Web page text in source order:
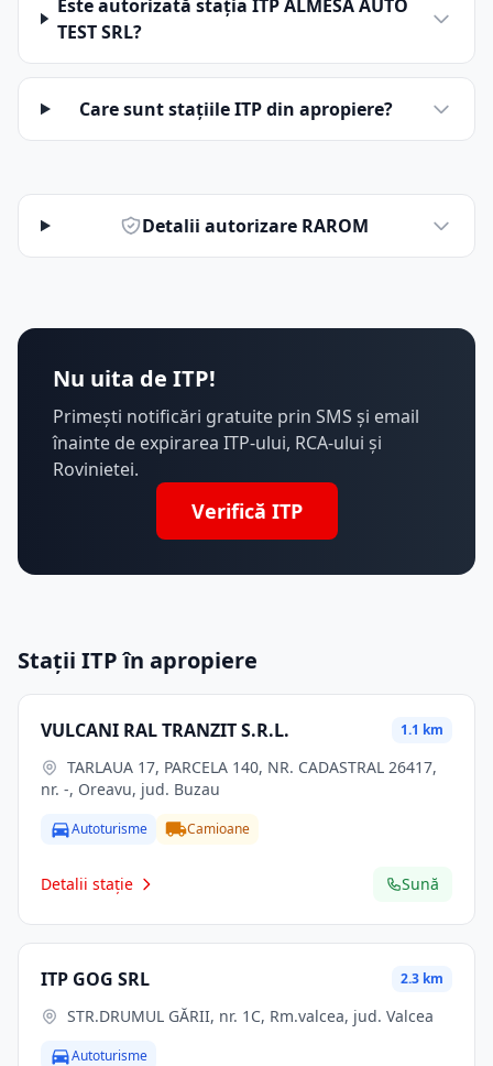
Este autorizată stația ITP ALMESA AUTO
TEST SRL?
Care sunt stațiile ITP din apropiere?
Detalii autorizare RAROM
Nu uita de ITP!
Primești notificări gratuite prin SMS și email
înainte de expirarea ITP-ului, RCA-ului și
Rovinietei.
Verifică ITP
Stații ITP în apropiere
VULCANI RAL TRANZIT S.R.L. 1.1 km
nr. -, Oreavu, jud. Buzau
Autoturisme Camioane
Detalii stație Sună
ITP GOG SRL 2.3 km
STR.DRUMUL GĂRII, nr. 1C, Rm.valcea, jud. Valcea
Autoturisme